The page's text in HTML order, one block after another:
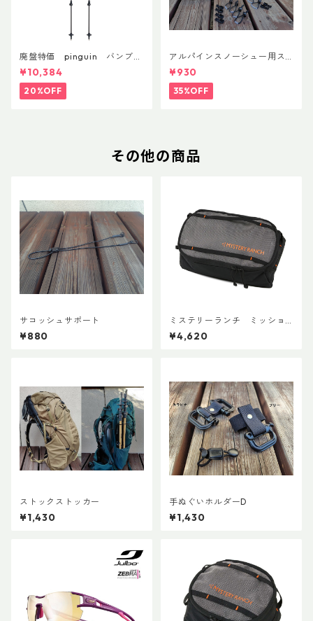
廃盤特価 pinguin バンブー
FLフォーム(ペア)
¥10,384
20%OFF
アルパインスノーシュー用ス
トラップキャッチ(ペア)
¥930
35%OFF
その他の商品
サコッシュサポート
¥880
ミステリーランチ ミッショ
ンパッキングキューブ M ブ
ラック
¥4,620
ストックストッカー
¥1,430
手ぬぐいホルダーD
¥1,430